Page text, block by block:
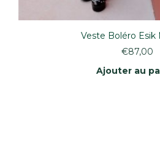
Veste Boléro Esik
€87,00
Ajouter au